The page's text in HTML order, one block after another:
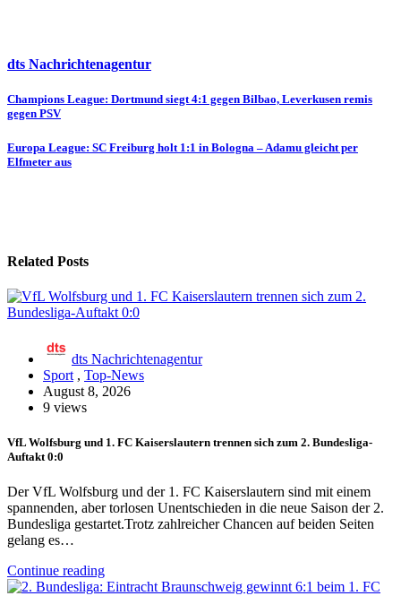
dts Nachrichtenagentur
Beitragsnavigation
Champions League: Dortmund siegt 4:1 gegen Bilbao, Leverkusen remis
gegen PSV
Europa League: SC Freiburg holt 1:1 in Bologna – Adamu gleicht per
Elfmeter aus
Related Posts
dts Nachrichtenagentur
Sport , Top-News
August 8, 2026
9 views
VfL Wolfsburg und 1. FC Kaiserslautern trennen sich zum 2. Bundesliga-
Auftakt 0:0
Der VfL Wolfsburg und der 1. FC Kaiserslautern sind mit einem
spannenden, aber torlosen Unentschieden in die neue Saison der 2.
Bundesliga gestartet.Trotz zahlreicher Chancen auf beiden Seiten
gelang es…
Continue reading